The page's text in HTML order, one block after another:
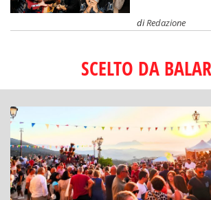
diRedazione
SCELTO DA